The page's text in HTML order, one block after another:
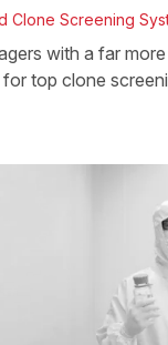
Clone Screening
with a far
top clone